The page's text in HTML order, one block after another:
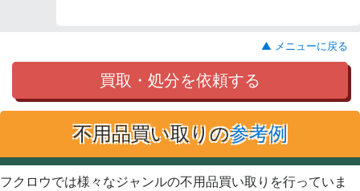
▲ メニューに戻る
買取・処分を依頼する
不用品買い取りの参考例
フクロウでは様々なジャンルの不用品買い取りを行っていま